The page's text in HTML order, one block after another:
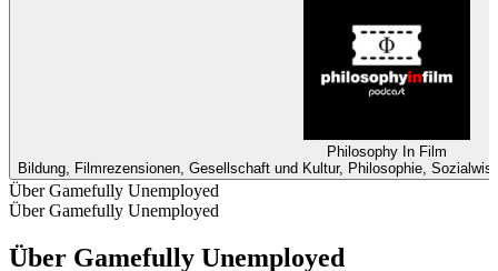
Philosophy In Film
Bildung, Filmrezensionen, Gesellschaft und Kultur, Philosophie,
Über Gamefully Unemployed
Über Gamefully Unemployed
Über Gamefully Unemployed